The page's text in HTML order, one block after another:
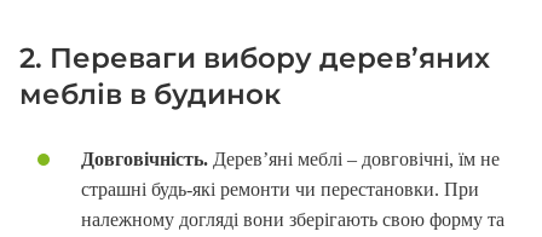
2. Переваги вибору дерев’яних
меблів в будинок
Довговічність. Дерев’яні меблі – довговічні, їм не
страшні будь-які ремонти чи перестановки. При
належному догляді вони зберігають свою форму та